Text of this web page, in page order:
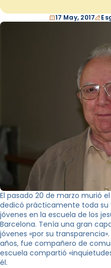
17 May, 2017
El pasado 20 de marzo murió el
dedicó prácticamente toda su
jóvenes en la escuela de los
Barcelona. Tenía una gran
jóvenes «por su transparencia».
años, fue compañero de
escuela compartió
él.